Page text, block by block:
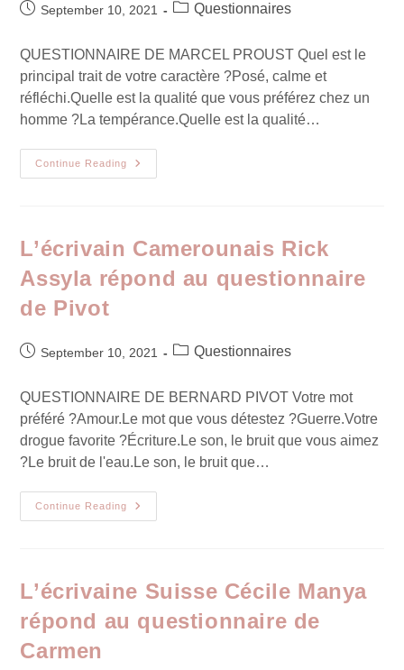
September 10, 2021 Questionnaires
QUESTIONNAIRE DE MARCEL PROUST Quel est le
principal trait de votre caractère ?Posé, calme et
réfléchi.Quelle est la qualité que vous préférez chez un
homme ?La tempérance.Quelle est la qualité…
Continue Reading
L’écrivain Camerounais Rick
Assyla répond au questionnaire
de Pivot
September 10, 2021 Questionnaires
QUESTIONNAIRE DE BERNARD PIVOT Votre mot
préféré ?Amour.Le mot que vous détestez ?Guerre.Votre
drogue favorite ?Écriture.Le son, le bruit que vous aimez
?Le bruit de l'eau.Le son, le bruit que…
Continue Reading
L’écrivaine Suisse Cécile Manya
répond au questionnaire de
Carmen